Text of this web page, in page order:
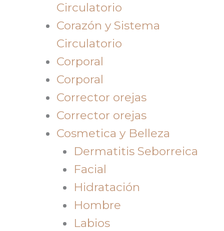
Circulatorio
Corazón y Sistema
Circulatorio
Corporal
Corporal
Corrector orejas
Corrector orejas
Cosmetica y Belleza
Dermatitis Seborreica
Facial
Hidratación
Hombre
Labios